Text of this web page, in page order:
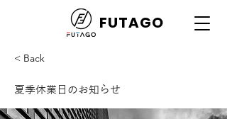
FUTAGO
< Back
夏季休業日のお知らせ